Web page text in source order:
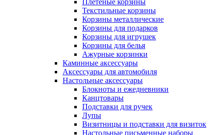
Плетеные корзины
Текстильные корзины
Корзины металлические
Корзины для подарков
Корзины для игрушек
Корзины для белья
Ажурные корзинки
Каминные аксессуары
Аксессуары для автомобиля
Настольные аксессуары
Блокноты и ежедневники
Канцтовары
Подставки для ручек
Лупы
Визитницы и подставки для визиток
Настольные письменные наборы